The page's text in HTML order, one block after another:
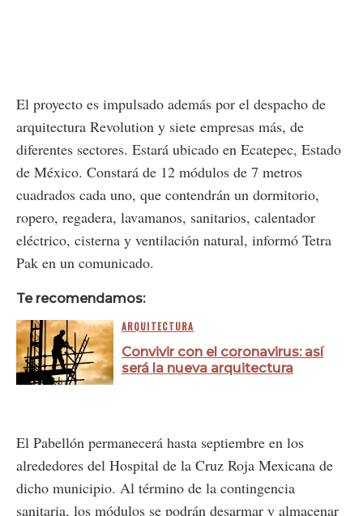
El proyecto es impulsado además por el despacho de
arquitectura Revolution y siete empresas más, de
diferentes sectores. Estará ubicado en Ecatepec, Estado
de México. Constará de 12 módulos de 7 metros
cuadrados cada uno, que contendrán un dormitorio,
ropero, regadera, lavamanos, sanitarios, calentador
eléctrico, cisterna y ventilación natural, informó Tetra
Pak en un comunicado.
Te recomendamos:
ARQUITECTURA
Convivir con el coronavirus: así
será la nueva arquitectura
El Pabellón permanecerá hasta septiembre en los
alrededores del Hospital de la Cruz Roja Mexicana de
dicho municipio. Al término de la contingencia
sanitaria, los módulos se podrán desarmar y almacenar